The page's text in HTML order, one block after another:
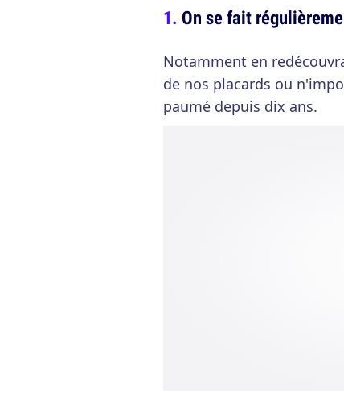
On se fait
Notamment en
de nos placards ou
paumé depuis dix ans.